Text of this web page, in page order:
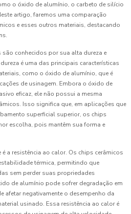
o óxido de alumínio, o carbeto de silício
artigo, faremos uma comparação
e esses outros materiais, destacando
conhecidos por sua alta dureza e
é uma das principais características
como o óxido de alumínio, que é
de usinagem. Embora o óxido de
eficaz, ele não possui a mesma
Isso significa que, em aplicações que
superficial superior, os chips
escolha, pois mantêm sua forma e
a resistência ao calor. Os chips cerâmicos
térmica, permitindo que
sem perder suas propriedades
de alumínio pode sofrer degradação em
afetar negativamente o desempenho da
usinado. Essa resistência ao calor é